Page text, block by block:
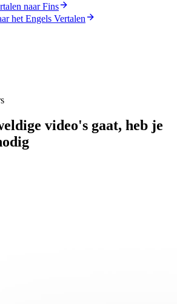
naar Fins
het Engels Vertalen
video's gaat, heb je